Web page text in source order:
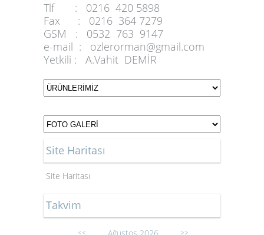
Tlf :
0216 420 5898
Fax :
0216 364 7279
GSM :
0532 763 9147
e-mail :
ozlerorman@gmail.com
Yetkili :
A.Vahit DEMİR
Site Haritası
Site Haritası
Takvim
<< >>